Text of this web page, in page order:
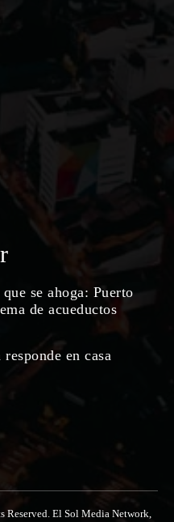
se ahoga: Puerto
de acueductos
en casa
El Sol Media Network,